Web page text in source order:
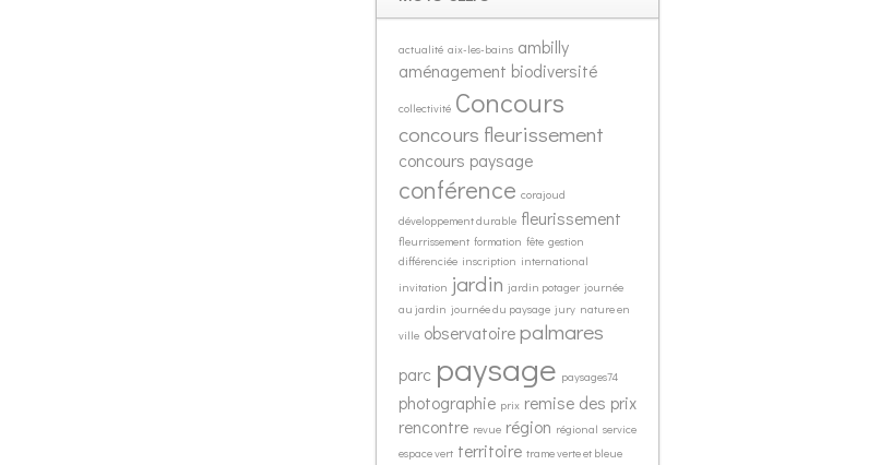
actualité aix-les-bains ambilly
aménagement biodiversité
collectivité Concours
concours fleurissement
concours paysage
conférence corajoud
développement durable fleurissement
fleurrissement formation fête gestion
différenciée inscription international
invitation jardin jardin potager journée
au jardin journée du paysage jury nature en
ville observatoirepalmares
parc paysage paysages74
photographie prix remise des prix
rencontre revue région régional service
espace vert territoire trame verte et bleue